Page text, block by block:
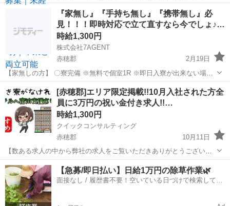
トした方がほとんど！ SNSやコミュニケーションが好きな方であれば
経験は問いません。 【所属特典】 ・専属マネージャーによるサポート
苔縄駅 その他
『家無し』『手持ち無し』『携帯無し』必
見！！！即時対応で立て直すなら今でしょ♪…
時給1,300円
株式会社7AGENT
赤穂郡
2月19日
【家無しの方】 〇寮完備 ※無料で個室1R ※即日入寮が出来ない場合
は待機寮・待機ホテルを弊社でご用意 【手持ち無しの方】 〇食料など
生活支援 ※食費や移動費など無償で提供 【携帯無しの方】 〇弊社
で...
兵庫 赤穂郡 工場 生活支援
[赤穂郡]エリア限定掲載!!10月入社された方全
員に3万円の祝い金付き求人!!…
時給1,300円
クイックコンサルティング
赤穂郡
10月11日
【数ある求人の中から弊社の求人をご覧いただきありがとうございま
す!!】 実際に募集中の求人を掲載しておりますので、ご安心ください!!
☆その他にも掲載していない求人が日本全国にたくさんございますの
で、お気軽にお問い合わせ...
兵庫 赤穂郡 工場 時給
【急募/即日払い】日給1万円の除草作業🌿
面接なし / 履歴書不要！空いている日づけで検索して即